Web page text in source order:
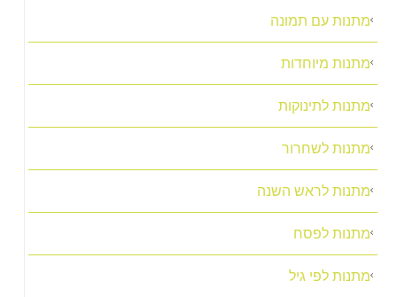
מתנות עם תמונה
מתנות מיוחדות
מתנות לתינוקות
מתנות לשחרור
מתנות לראש השנה
מתנות לפסח
מתנות לפי גיל